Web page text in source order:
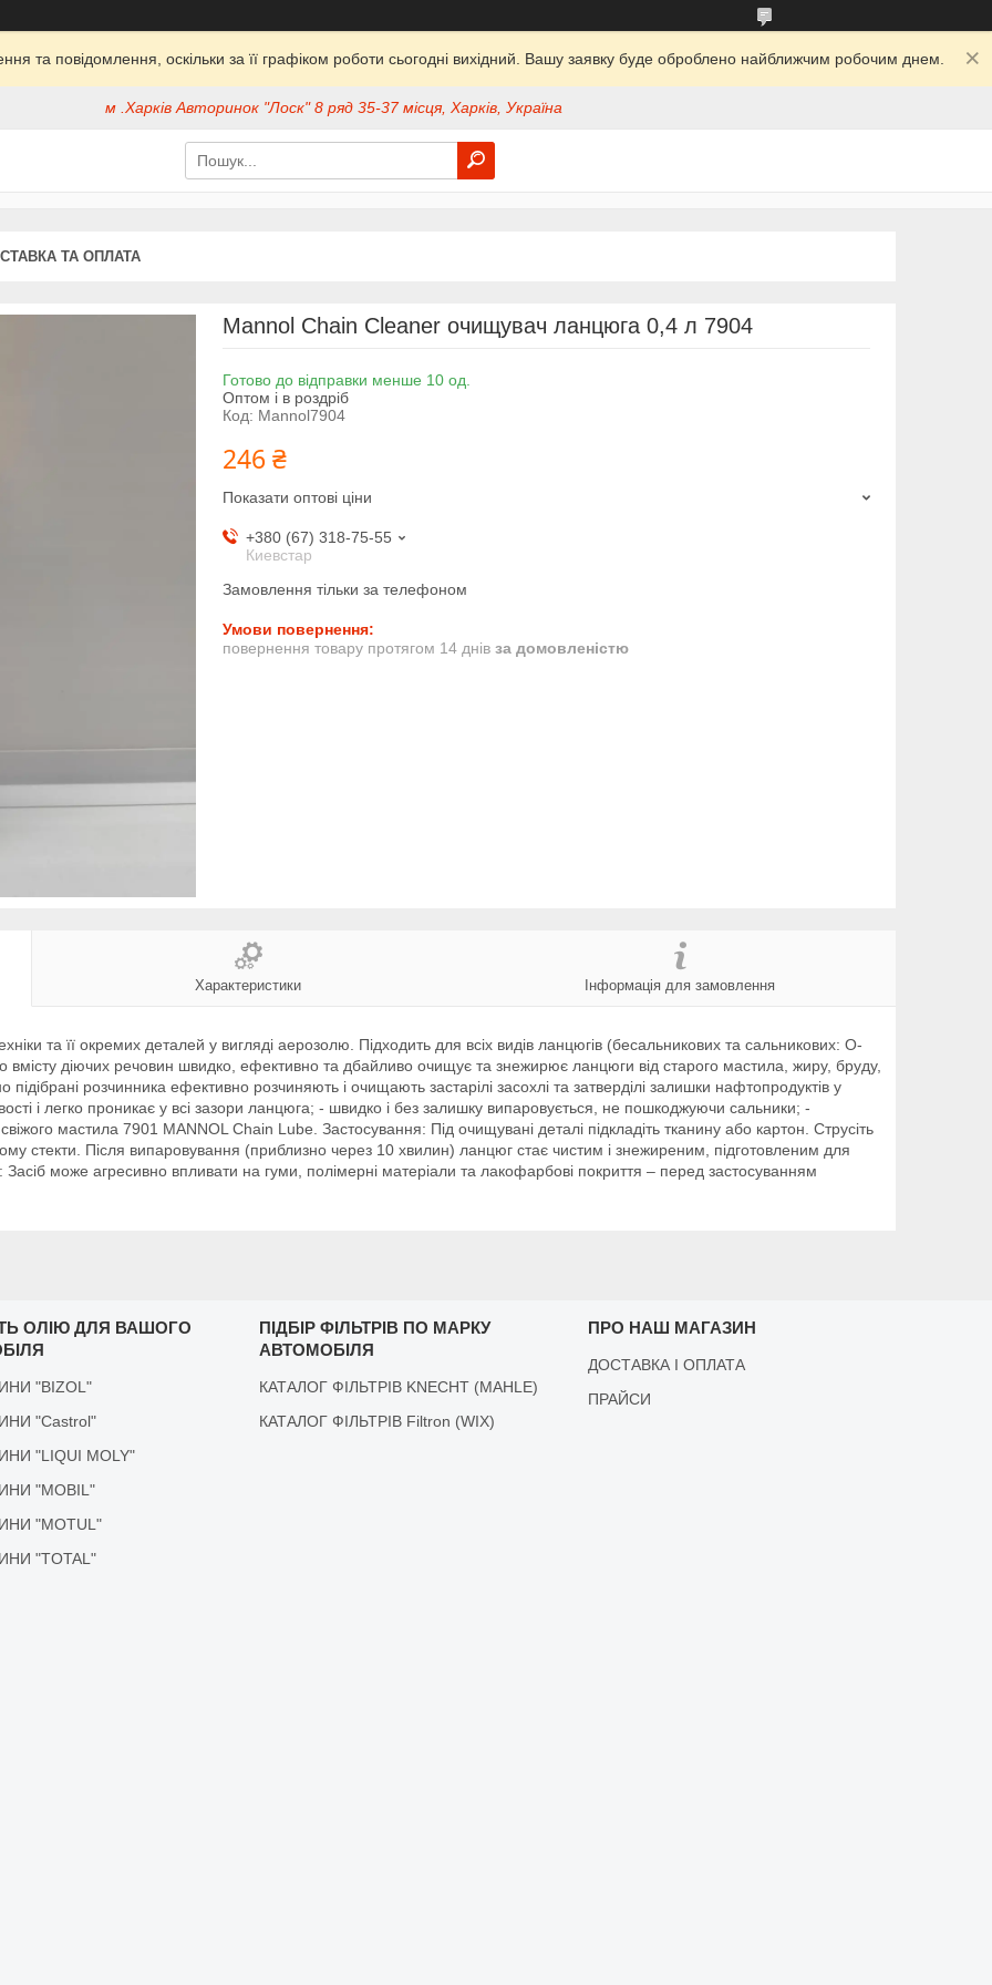
та повідомлення, оскільки за її графіком роботи сьогодні вихідний. Вашу заявку буде оброблено найближчим робочим днем.
м .Харків Авторинок "Лоск" 8 ряд 35-37 місця, Харків, Україна
ТА ОПЛАТА
Mannol Chain Cleaner очищувач ланцюга 0,4 л 7904
Готово до відправки менше 10 од.
Оптом і в роздріб
Код: Mannol7904
246 ₴
Показати оптові ціни
+380 (67) 318-75-55
Киевстар
Замовлення тільки за телефоном
повернення товару протягом 14 днів за домовленістю
Характеристики Інформація для замовлення
та її окремих деталей у вигляді аерозолю. Підходить для всіх видів ланцюгів (бесальникових та сальникових: O-
вмісту діючих речовин швидко, ефективно та дбайливо очищує та знежирює ланцюги від старого мастила, жиру, бруду,
розчинника ефективно розчиняють і очищають застарілі засохлі та затверділі залишки нафтопродуктів у
і легко проникає у всі зазори ланцюга; - швидко і без залишку випаровується, не пошкоджуючи сальники; -
мастила 7901 MANNOL Chain Lube. Застосування: Під очищувані деталі підкладіть тканину або картон. Струсіть
стекти. Після випаровування (приблизно через 10 хвилин) ланцюг стає чистим і знежиреним, підготовленим для
може агресивно впливати на гуми, полімерні матеріали та лакофарбові покриття – перед застосуванням
ОЛІЮ ДЛЯ ВАШОГО
"BIZOL"
"Castrol"
"LIQUI MOLY"
"MOBIL"
"MOTUL"
"TOTAL"
ПІДБІР ФІЛЬТРІВ ПО МАРКУ
АВТОМОБІЛЯ
КАТАЛОГ ФІЛЬТРІВ KNECHT (MAHLE)
КАТАЛОГ ФІЛЬТРІВ Filtron (WIX)
ПРО НАШ МАГАЗИН
ДОСТАВКА І ОПЛАТА
ПРАЙСИ